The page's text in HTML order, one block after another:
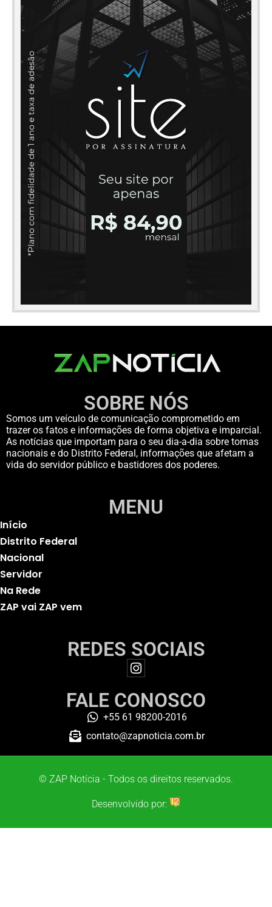
SOBRE NÓS
Somos um veículo de comunicação comprometido em
trazer os fatos e informações de forma objetiva e imparcial.
As notícias que importam para o seu dia-a-dia sobre tomas
nacionais e do Distrito Federal, informações que afetam a
vida do servidor público e bastidores dos poderes.
MENU
Início
Distrito Federal
Nacional
Servidor
Na Rede
ZAP vai ZAP vem
REDES SOCIAIS
FALE CONOSCO
+55 61 98200-2016
contato@zapnoticia.com.br
© ZAP Notícia - Todos os direitos reservados.
Desenvolvido por: